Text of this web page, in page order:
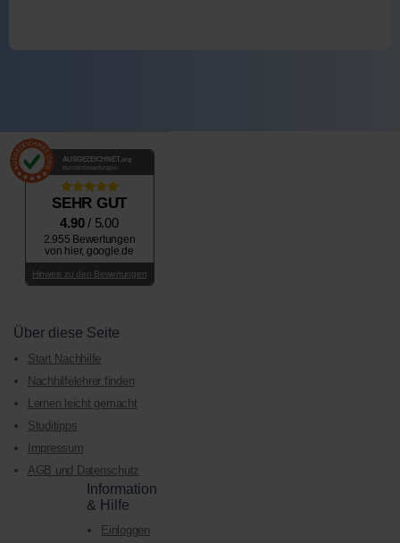
AUSGEZEICHNET.org
Kundenbewertungen
SEHR GUT
4.90/ 5.00
2.955 Bewertungen
von hier, google.de
Hinweis zu den Bewertungen
Über diese Seite
Start Nachhilfe
Nachhilfelehrer finden
Lernen leicht gemacht
Studitipps
Impressum
AGB und Datenschutz
Information
& Hilfe
Einloggen